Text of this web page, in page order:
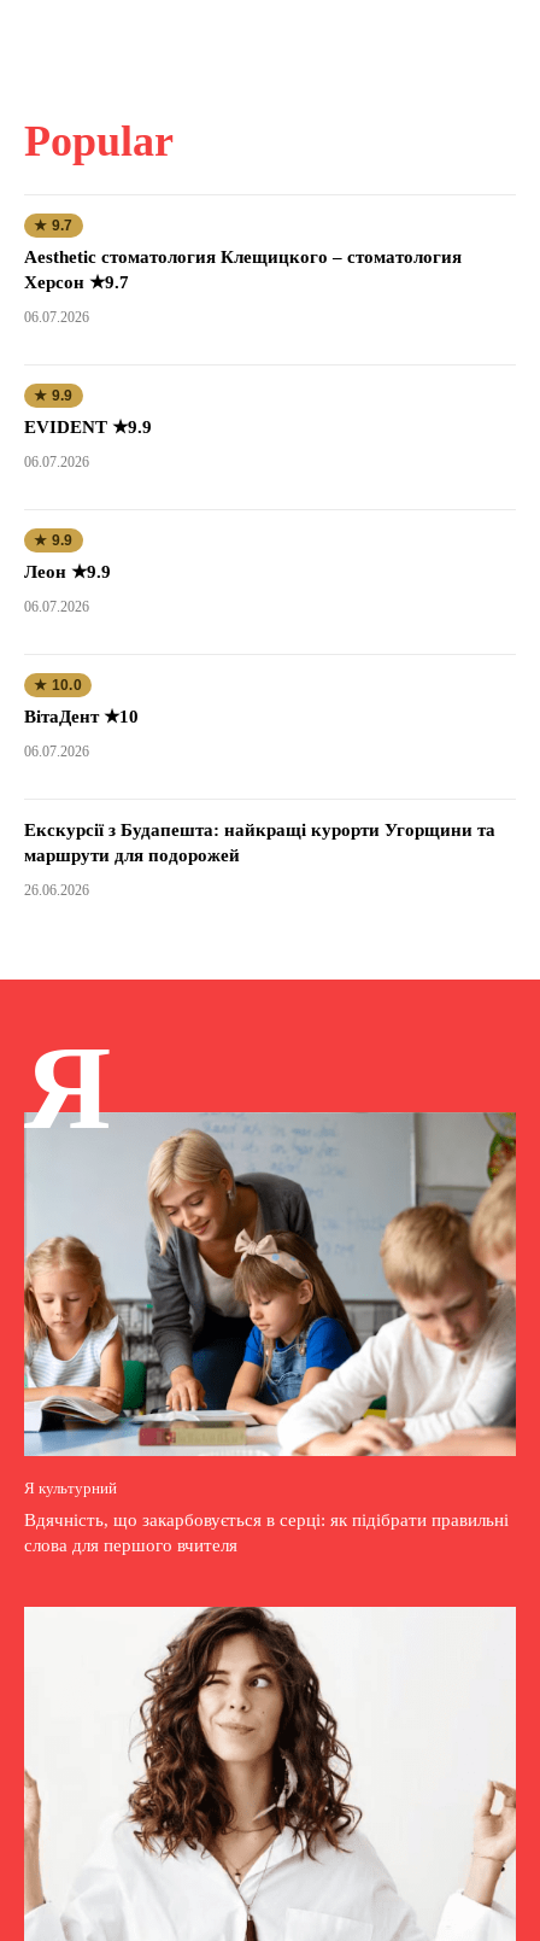
Popular
★ 9.7
Aesthetic стоматология Клещицкого – стоматология
Херсон ★9.7
06.07.2026
★ 9.9
EVIDENT ★9.9
06.07.2026
★ 9.9
Леон ★9.9
06.07.2026
★ 10.0
ВітаДент ★10
06.07.2026
Екскурсії з Будапешта: найкращі курорти Угорщини та
маршрути для подорожей
26.06.2026
Я
Я культурний
Вдячність, що закарбовується в серці: як підібрати правильні
слова для першого вчителя